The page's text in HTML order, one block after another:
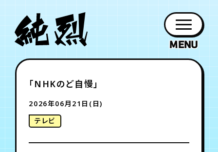
お知らせ
NEWS
日程
SCHEDULE
紹介
PROFILE
作品
DISCOGRAPHY
グッズ
GOODS
ホーム
HOME
会員登録
「NHKのど自慢」
2026年06月21日(日)
テレビ